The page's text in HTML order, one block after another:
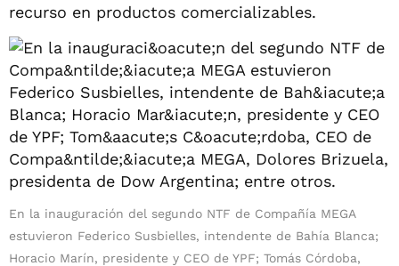
recurso en productos comercializables.
En la inauguración del segundo NTF de Compañía MEGA
estuvieron Federico Susbielles, intendente de Bahía Blanca;
Horacio Marín, presidente y CEO de YPF; Tomás Córdoba,